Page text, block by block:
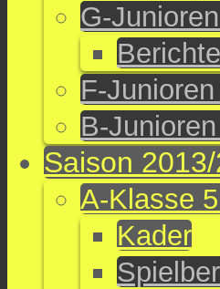
G-
F-
B-
Saison
A-Klasse
Kader